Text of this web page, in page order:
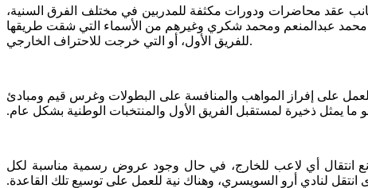
عقد محاضرات ودورات مكثفة للمدربين في مختلف الفرق السنية،
محمد عبدالمنعم ومحمد شكري وغيرهم من الأسماء التي شقت طريقها
‏للفريق الأول، أو التي خرجت للاحتراف الخارجي.
‏للعمل على إفراز المواهب والمنافسة على البطولات وغرس قيم ومبادئ
ما يمثل ذخيرة لمستقبل الفريق ‏الأول والمنتخبات الوطنية بشكل عام.‏
انتقال أي لاعب للخارج، في حال وجود عروض رسمية مناسبة لكل
انتقل لنادي أرو السويسري، وهناك نية للعمل على توسيع تلك القاعدة.‏